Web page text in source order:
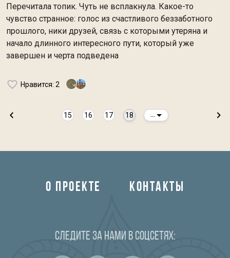
Перечитала топик. Чуть не всплакнула. Какое-то
чувство странное: голос из счастливого беззаботного
прошлого, ники друзей, связь с которыми утеряна и
начало длинного интересного пути, который уже
завершен и черта подведена
Нравится: 2
15 16 17 18
О ПРОЕКТЕ КОНТАКТЫ
Следите за нами в соцсетях: